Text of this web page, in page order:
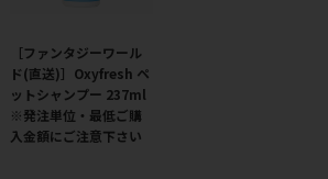
［ファンタジーワール
ド(直送)］Oxyfresh ペ
ットシャンプー 237ml
※発注単位・最低ご購
入金額にご注意下さい